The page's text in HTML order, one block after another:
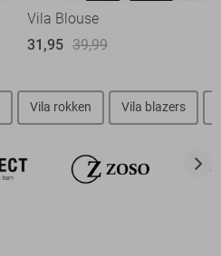
Vila Blouse
31,95 39,99
Vila rokken Vila blazers